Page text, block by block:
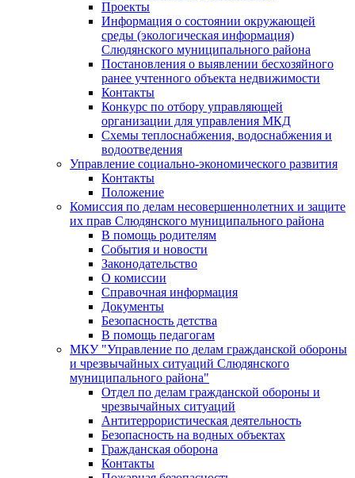
Проекты
Информация о состоянии окружающей
среды (экологическая информация)
Слюдянского муниципального района
Постановления о выявлении бесхозяйного
ранее учтенного объекта недвижимости
Контакты
Конкурс по отбору управляющей
организации для управления МКД
Схемы теплоснабжения, водоснабжения и
водоотведения
Управление социально-экономического развития
Контакты
Положение
Комиссия по делам несовершеннолетних и защите
их прав Слюдянского муниципального района
В помощь родителям
События и новости
Законодательство
О комиссии
Справочная информация
Документы
Безопасность детства
В помощь педагогам
МКУ "Управление по делам гражданской обороны
и чрезвычайных ситуаций Слюдянского
муниципального района"
Отдел по делам гражданской обороны и
чрезвычайных ситуаций
Антитеррористическая деятельность
Безопасность на водных объектах
Гражданская оборона
Контакты